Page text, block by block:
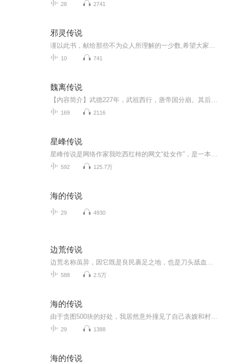
28 2741
邪灵传说
10 741
魏离传说
169 2116
星峰传说
592 125.7万
海的传说
29 4930
边荒传说
588 2.5万
海的传说
29 1388
海的传说